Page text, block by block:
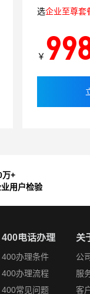
选企业至尊套
￥
万+
用户检验
400电话办理
400办理条件
400办理流程
400常见问题
关
公
服
客